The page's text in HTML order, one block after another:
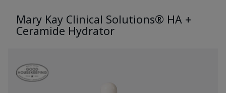
Mary Kay Clinical Solutions® HA +
Ceramide Hydrator